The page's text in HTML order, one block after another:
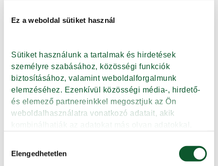
Ez a weboldal sütiket használ
Sütiket használunk a tartalmak és hirdetések
személyre szabásához, közösségi funkciók
biztosításához, valamint weboldalforgalmunk
elemzéséhez. Ezenkívül közösségi média-, hirdető-
és elemező partnereinkkel megosztjuk az Ön
weboldalhasználatra vonatkozó adatait, akik
kiválasztása
Elengedhetetlen
Burgonyás kovászos kenyér,
Vajas toast kenyér, 500 g